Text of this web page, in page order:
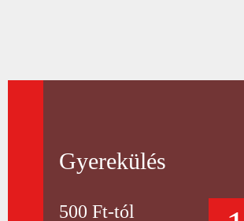
Gyerekülés
500 Ft-tól